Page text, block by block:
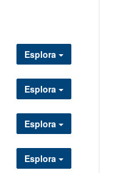
Esplora
Esplora
Esplora
Esplora